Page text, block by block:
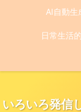
いろいろ発信
AI自動生
日常生活